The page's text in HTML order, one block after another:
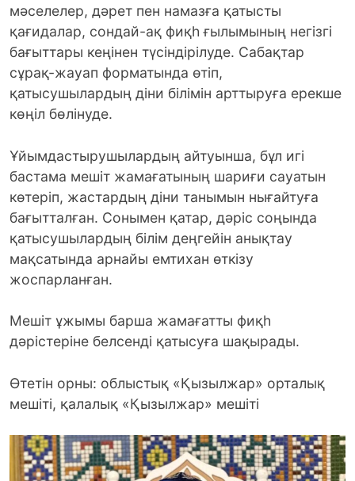
мәселелер, дәрет пен намазға қатысты
қағидалар, сондай-ақ фиқһ ғылымының негізгі
бағыттары кеңінен түсіндірілуде. Сабақтар
сұрақ-жауап форматында өтіп,
қатысушылардың діни білімін арттыруға ерекше
көңіл бөлінуде.
Ұйымдастырушылардың айтуынша, бұл игі
бастама мешіт жамағатының шариғи сауатын
көтеріп, жастардың діни танымын нығайтуға
бағытталған. Сонымен қатар, дәріс соңында
қатысушылардың білім деңгейін анықтау
мақсатында арнайы емтихан өткізу
жоспарланған.
Мешіт ұжымы барша жамағатты фиқһ
дәрістеріне белсенді қатысуға шақырады.
Өтетін орны: облыстық «Қызылжар» орталық
мешіті, қалалық «Қызылжар» мешіті